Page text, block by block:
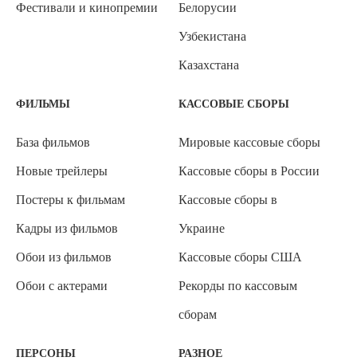
Фестивали и кинопремии Белорусии
Узбекистана
Казахстана
ФИЛЬМЫ
База фильмов
Новые трейлеры
Постеры к фильмам
Кадры из фильмов
Обои из фильмов
Обои с актерами
КАССОВЫЕ СБОРЫ
Мировые кассовые сборы
Кассовые сборы в России
Кассовые сборы в
Украине
Кассовые сборы США
Рекорды по кассовым
сборам
ПЕРСОНЫ РАЗНОЕ